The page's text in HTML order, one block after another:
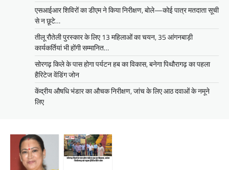
एसआईआर शिविरों का डीएम ने किया निरीक्षण, बोले—कोई पात्र मतदाता सूची
से न छूटे…
तीलू रौतेली पुरस्कार के लिए 13 महिलाओं का चयन, 35 आंगनबाड़ी
कार्यकर्तियां भी होंगी सम्मानित…
सोरगढ़ किले के पास होगा पर्यटन हब का विकास, बनेगा पिथौरागढ़ का पहला
हैरिटेज वेंडिंग जोन
केंद्रीय औषधि भंडार का औचक निरीक्षण, जांच के लिए आठ दवाओं के नमूने
लिए